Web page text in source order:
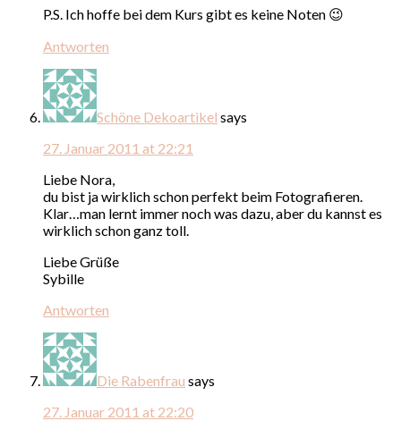
P.S. Ich hoffe bei dem Kurs gibt es keine Noten 😉
Antworten
Schöne Dekoartikel says
27. Januar 2011 at 22:21
Liebe Nora,
du bist ja wirklich schon perfekt beim Fotografieren.
Klar…man lernt immer noch was dazu, aber du kannst es
wirklich schon ganz toll.
Liebe Grüße
Sybille
Antworten
Die Rabenfrau says
27. Januar 2011 at 22:20